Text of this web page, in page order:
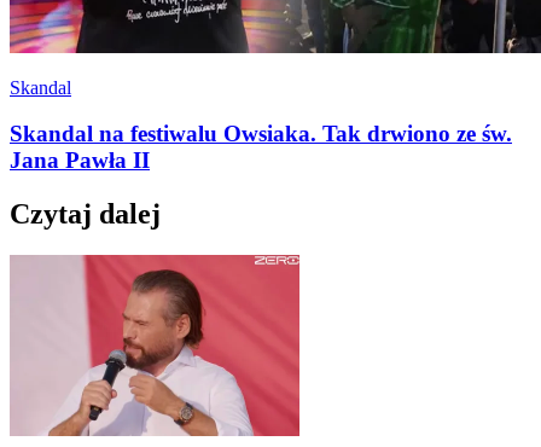
Skandal
Skandal na festiwalu Owsiaka. Tak drwiono ze św.
Jana Pawła II
Czytaj dalej